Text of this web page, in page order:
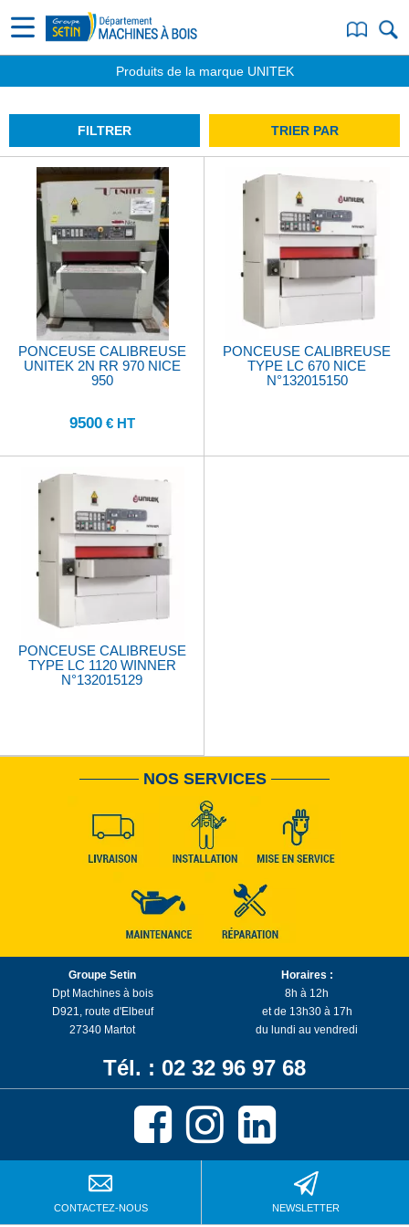
Produits de la marque UNITEK
FILTRER TRIER PAR
PONCEUSE CALIBREUSE
UNITEK 2N RR 970 NICE
950
9500 € HT
PONCEUSE CALIBREUSE
TYPE LC 670 NICE
N°132015150
PONCEUSE CALIBREUSE
TYPE LC 1120 WINNER
N°132015129
NOS SERVICES
Groupe Setin
Dpt Machines à bois
D921, route d'Elbeuf
27340 Martot
Horaires :
8h à 12h
et de 13h30 à 17h
du lundi au vendredi
Tél. : 02 32 96 97 68
CONTACTEZ-NOUS NEWSLETTER